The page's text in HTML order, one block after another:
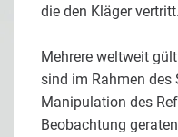
die den Kläger vertritt.
Mehrere weltweit
sind im Rahmen des
Manipulation des
Beobachtung